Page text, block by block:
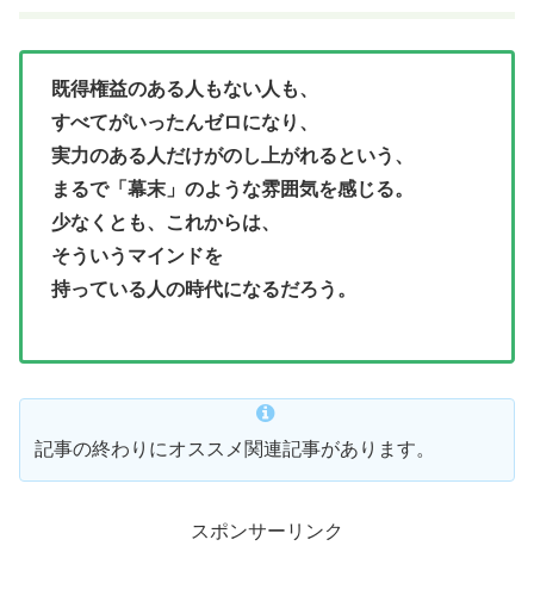
既得権益のある人もない人も、
すべてがいったんゼロになり、
実力のある人だけがのし上がれるという、
まるで「幕末」のような雰囲気を感じる。
少なくとも、これからは、
そういうマインドを
持っている人の時代になるだろう。
記事の終わりにオススメ関連記事があります。
スポンサーリンク